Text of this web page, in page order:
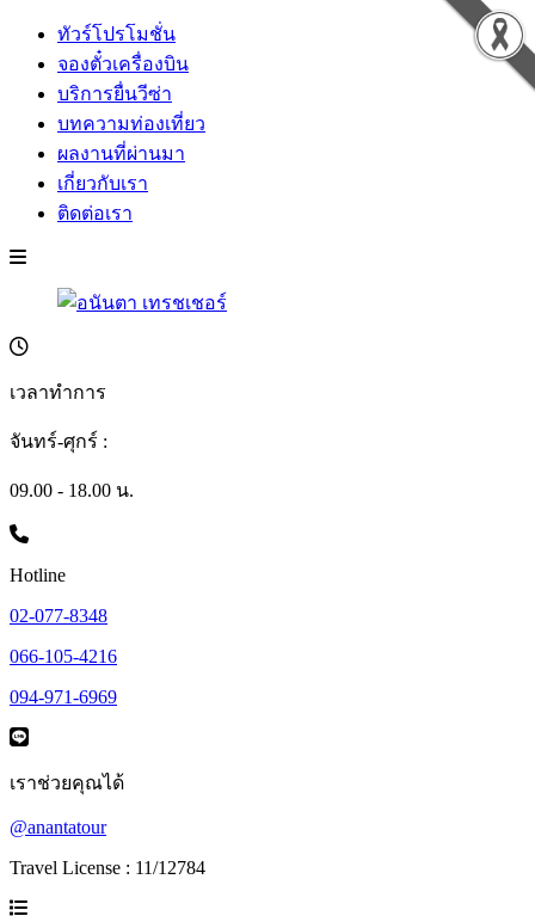
ทัวร์โปรโมชั่น
จองตั๋วเครื่องบิน
บริการยื่นวีซ่า
บทความท่องเที่ยว
ผลงานที่ผ่านมา
เกี่ยวกับเรา
ติดต่อเรา
เวลาทำการ
จันทร์-ศุกร์ :
09.00 - 18.00 น.
Hotline
02-077-8348
066-105-4216
094-971-6969
เราช่วยคุณได้
@anantatour
Travel License : 11/12784